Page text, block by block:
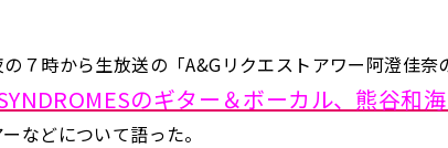
７時から生放送の「A&Gリクエストアワー阿澄佳奈
のギター＆ボーカル、熊谷和
などについて語った。